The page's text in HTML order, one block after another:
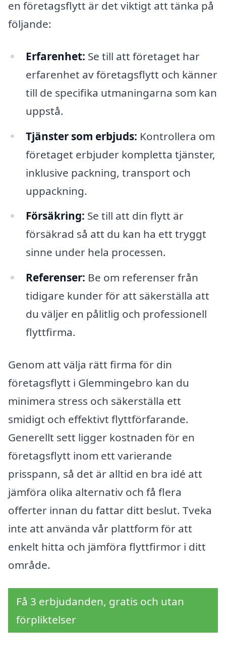
en företagsflytt är det viktigt att tänka på
följande:
Erfarenhet: Se till att företaget har
erfarenhet av företagsflytt och känner
till de specifika utmaningarna som kan
uppstå.
Tjänster som erbjuds: Kontrollera om
företaget erbjuder kompletta tjänster,
inklusive packning, transport och
uppackning.
Försäkring: Se till att din flytt är
försäkrad så att du kan ha ett tryggt
sinne under hela processen.
Referenser: Be om referenser från
tidigare kunder för att säkerställa att
du väljer en pålitlig och professionell
flyttfirma.
Genom att välja rätt firma för din
företagsflytt i Glemmingebro kan du
minimera stress och säkerställa ett
smidigt och effektivt flyttförfarande.
Generellt sett ligger kostnaden för en
företagsflytt inom ett varierande
prisspann, så det är alltid en bra idé att
jämföra olika alternativ och få flera
offerter innan du fattar ditt beslut. Tveka
inte att använda vår plattform för att
enkelt hitta och jämföra flyttfirmor i ditt
område.
Få 3 erbjudanden, gratis och utan
förpliktelser